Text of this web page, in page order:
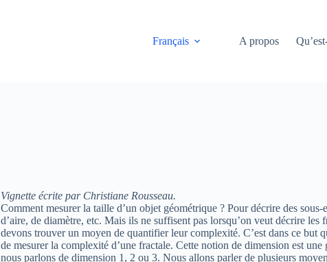
Français A propos
Vignette écrite par Christiane Rousseau.
Comment mesurer la taille d’un objet géométrique ? Pour décrire des
d’aire, de diamètre, etc. Mais ils ne suffisent pas lorsqu’on veut décrire
devons trouver un moyen de quantifier leur complexité. C’est dans ce
de mesurer la complexité d’une fractale. Cette notion de dimension est
nous parlons de dimension 1, 2 ou 3. Nous allons parler de plusieurs